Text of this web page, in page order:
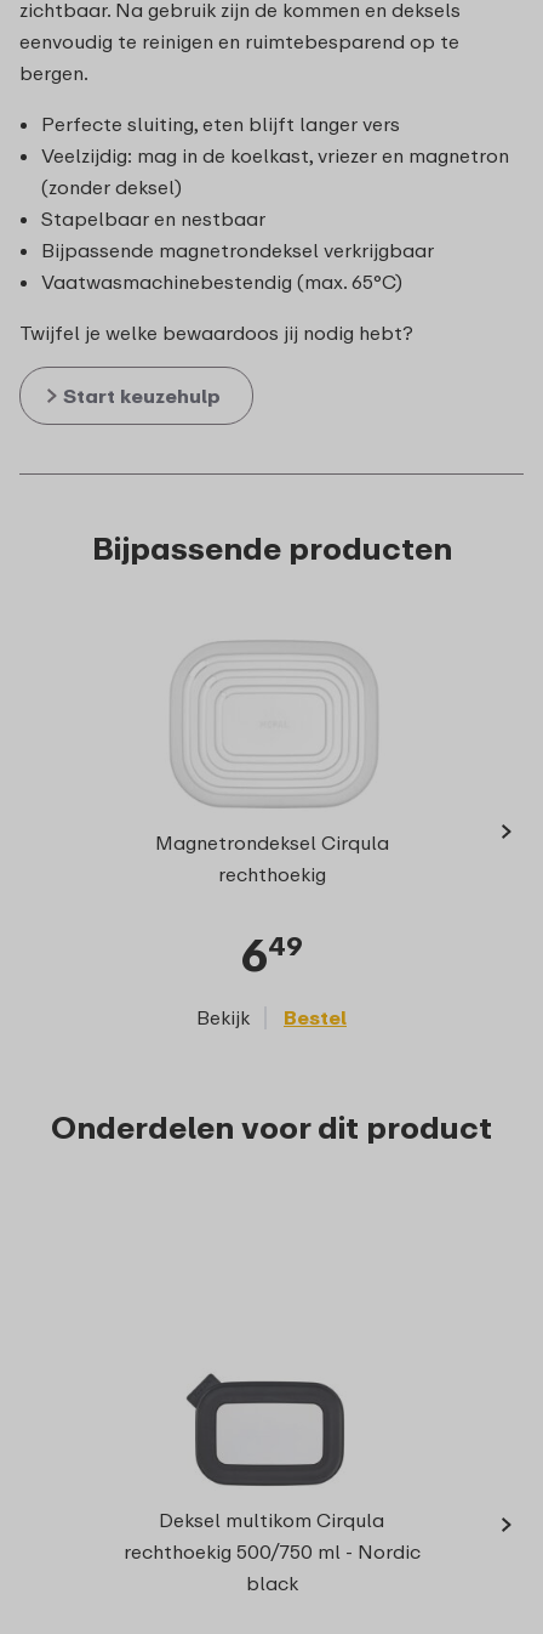
zichtbaar. Na gebruik zijn de kommen en deksels
eenvoudig te reinigen en ruimtebesparend op te
bergen.
Perfecte sluiting, eten blijft langer vers
Veelzijdig: mag in de koelkast, vriezer en magnetron
(zonder deksel)
Stapelbaar en nestbaar
Bijpassende magnetrondeksel verkrijgbaar
Vaatwasmachinebestendig (max. 65°C)
Twijfel je welke bewaardoos jij nodig hebt?
Start keuzehulp
Bijpassende producten
Magnetrondeksel Cirqula
rechthoekig
649
Bekijk Bestel
›
Onderdelen voor dit product
Deksel multikom Cirqula
rechthoekig 500/750 ml - Nordic
black
›